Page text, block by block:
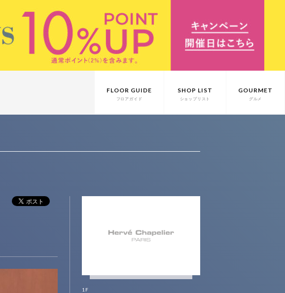
FLOOR GUIDE
フロアガイド
SHOP LIST
ショップリスト
GOURMET
グルメ
1F